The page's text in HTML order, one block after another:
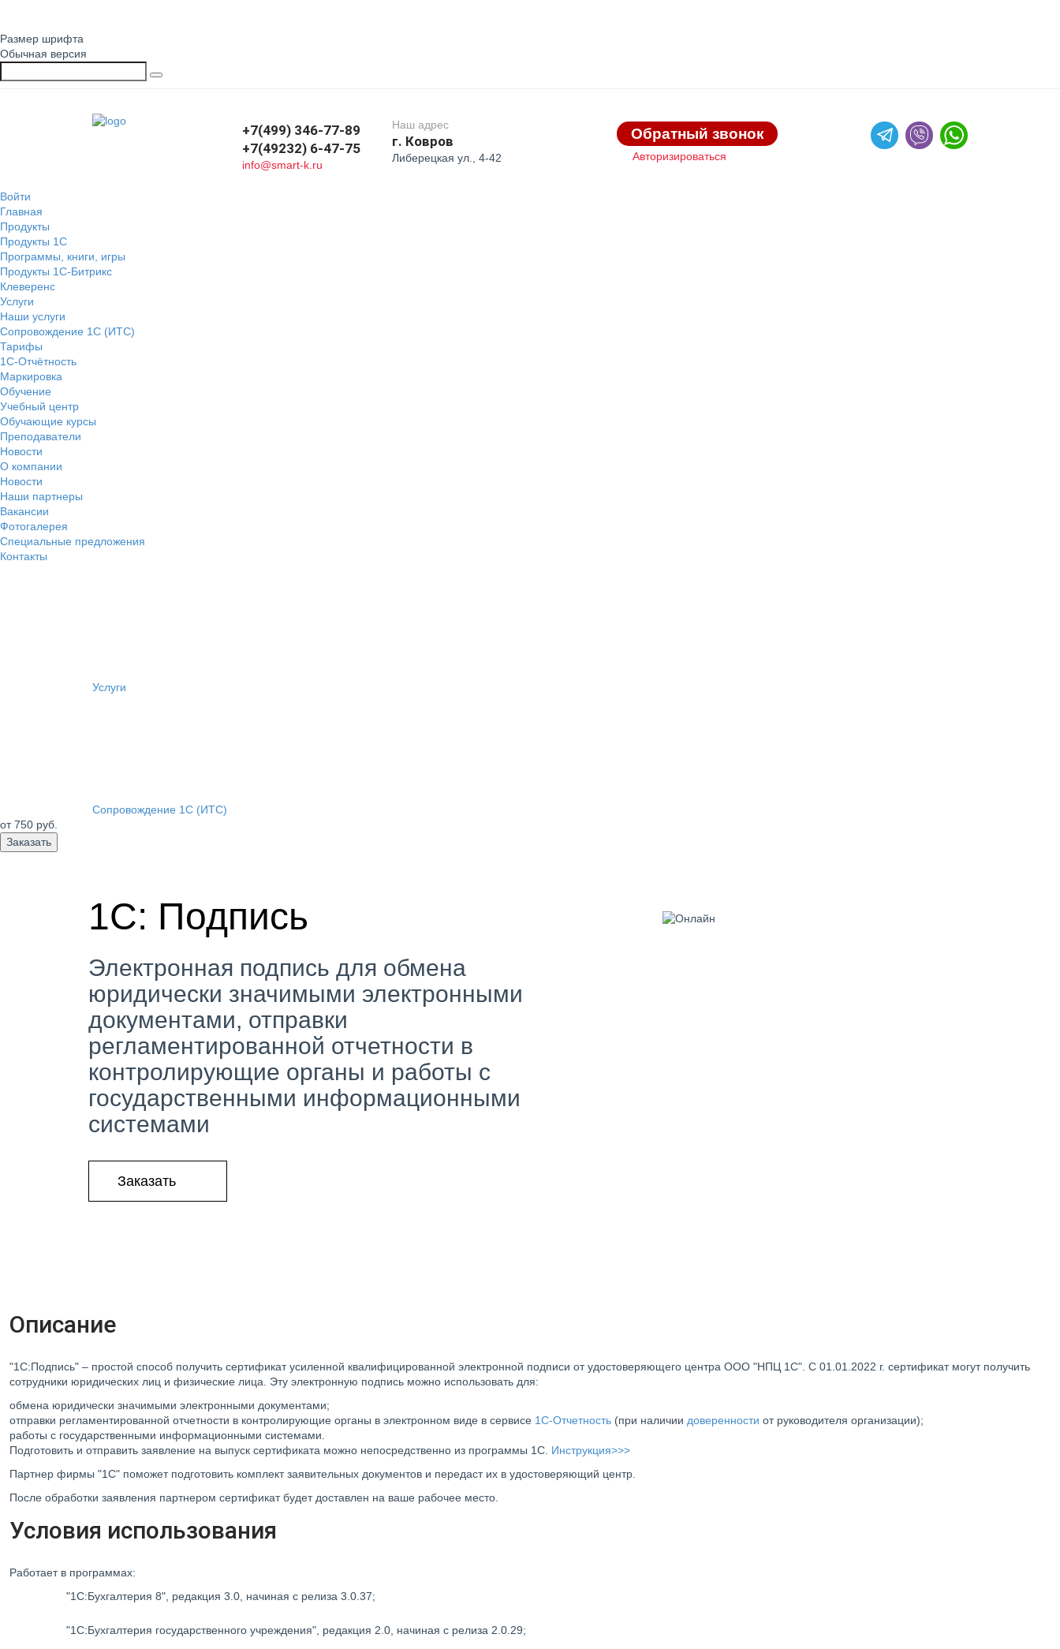
Размер шрифта
Обычная версия
+7(499) 346-77-89
+7(49232) 6-47-75
info@smart-k.ru
Наш адрес
г. Ковров
Либерецкая ул., 4-42
Обратный звонок
Авторизироваться
Войти
Главная
Продукты
Продукты 1С
Программы, книги, игры
Продукты 1С-Битрикс
Клеверенс
Услуги
Наши услуги
Сопровождение 1С (ИТС)
Тарифы
1С-Отчётность
Маркировка
Обучение
Учебный центр
Обучающие курсы
Преподаватели
Новости
О компании
Новости
Наши партнеры
Вакансии
Фотогалерея
Специальные предложения
Контакты
Услуги
Сопровождение 1С (ИТС)
от 750 руб.
Заказать
1С: Подпись
Электронная подпись для обмена
юридически значимыми электронными
документами, отправки
регламентированной отчетности в
контролирующие органы и работы с
государственными информационными
системами
Заказать
Описание
"1С:Подпись" – простой способ получить сертификат усиленной квалифицированной электронной подписи от удостоверяющего центра ООО "НПЦ 1С". С 01.01.2022 г. сертификат могут получить
сотрудники юридических лиц и физические лица. Эту электронную подпись можно использовать для:
обмена юридически значимыми электронными документами;
отправки регламентированной отчетности в контролирующие органы в электронном виде в сервисе 1С-Отчетность (при наличии доверенности от руководителя организации);
работы с государственными информационными системами.
Подготовить и отправить заявление на выпуск сертификата можно непосредственно из программы 1С. Инструкция>>>
Партнер фирмы "1С" поможет подготовить комплект заявительных документов и передаст их в удостоверяющий центр.
После обработки заявления партнером сертификат будет доставлен на ваше рабочее место.
Условия использования
Работает в программах:
"1С:Бухгалтерия 8", редакция 3.0, начиная с релиза 3.0.37;
"1С:Бухгалтерия государственного учреждения", редакция 2.0, начиная с релиза 2.0.29;